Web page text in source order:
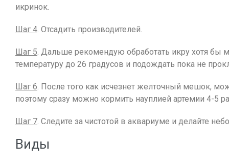
икринок.
Шаг 4. Отсадить производителей.
Шаг 5. Дальше рекомендую обработать икру хотя бы
температуру до 26 градусов и подождать пока не
Шаг 6. После того как исчезнет желточный мешок,
поэтому сразу можно кормить науплией артемии 4-5
Шаг 7. Следите за чистотой в аквариуме и делайте
Виды